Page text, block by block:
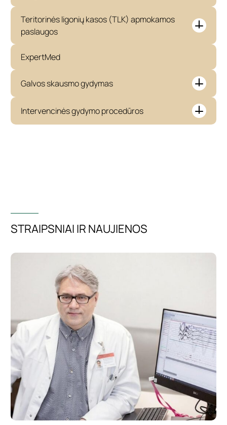
Teritorinės ligonių kasos (TLK) apmokamos
paslaugos
ExpertMed
Galvos skausmo gydymas
Intervencinės gydymo procedūros
STRAIPSNIAI IR NAUJIENOS